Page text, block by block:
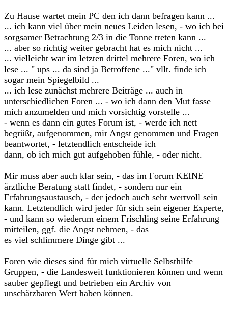
Zu Hause wartet mein PC den ich dann befragen kann ...
... ich kann viel über mein neues Leiden lesen, - wo ich bei
sorgsamer Betrachtung 2/3 in die Tonne treten kann ...
... aber so richtig weiter gebracht hat es mich nicht ...
... vielleicht war im letzten drittel mehrere Foren, wo ich
lese ... " ups ... da sind ja Betroffene ..." vllt. finde ich
sogar mein Spiegelbild ...
... ich lese zunächst mehrere Beiträge ... auch in
unterschiedlichen Foren ... - wo ich dann den Mut fasse
mich anzumelden und mich vorsichtig vorstelle ...
- wenn es dann ein gutes Forum ist, - werde ich nett
begrüßt, aufgenommen, mir Angst genommen und Fragen
beantwortet, - letztendlich entscheide ich
dann, ob ich mich gut aufgehoben fühle, - oder nicht.
Mir muss aber auch klar sein, - das im Forum KEINE
ärztliche Beratung statt findet, - sondern nur ein
Erfahrungsaustausch, - der jedoch auch sehr wertvoll sein
kann. Letztendlich wird jeder für sich sein eigener Experte,
- und kann so wiederum einem Frischling seine Erfahrung
mitteilen, ggf. die Angst nehmen, - das
es viel schlimmere Dinge gibt ...
Foren wie dieses sind für mich virtuelle Selbsthilfe
Gruppen, - die Landesweit funktionieren können und wenn
sauber gepflegt und betrieben ein Archiv von
unschätzbaren Wert haben können.